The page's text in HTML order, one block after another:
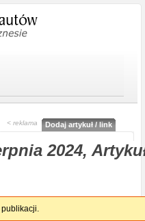
< reklama Dodaj artykuł / link
2024,
publikacji.